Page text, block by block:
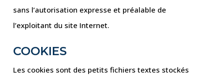
sans l’autorisation expresse et préalable de
l’exploitant du site Internet.
COOKIES
Les cookies sont des petits fichiers textes stockés